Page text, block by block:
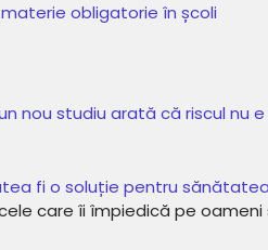
obligatorie în școli
nou studiu arată că riscul nu
fi o soluție pentru sănătatea
care îi împiedică pe oameni